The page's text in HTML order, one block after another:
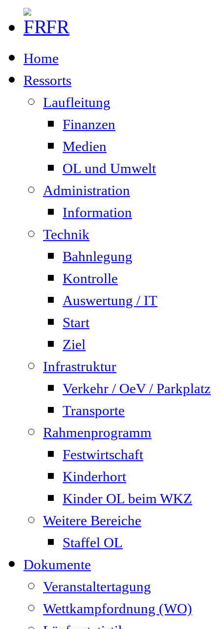
FR
Home
Ressorts
Laufleitung
Finanzen
Medien
OL und Umwelt
Administration
Information
Technik
Bahnlegung
Kontrolle
Auswertung / IT
Start
Ziel
Infrastruktur
Verkehr / OeV / Parkplatz
Transporte
Rahmenprogramm
Festwirtschaft
Kinderhort
Kinder OL beim WKZ
Weitere Bereiche
Staffel OL
Dokumente
Veranstaltertagung
Wettkampfordnung (WO)